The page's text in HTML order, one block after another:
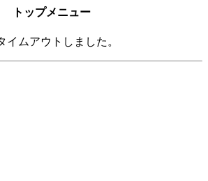
トップメニュー
イムアウトしました。